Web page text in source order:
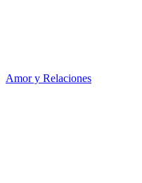
Amor y Relaciones